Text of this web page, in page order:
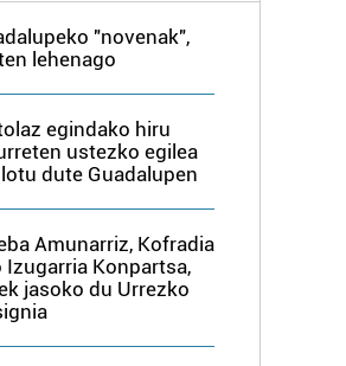
"novenak",
lehenago
egindako hiru
ustezko egilea
dute Guadalupen
Amunarriz, Kofradia
Izugarria Konpartsa,
jasoko du Urrezko